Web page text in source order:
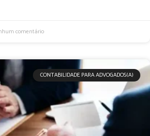
comentário
CONTABILIDADE PARA ADVOGADOS(A)